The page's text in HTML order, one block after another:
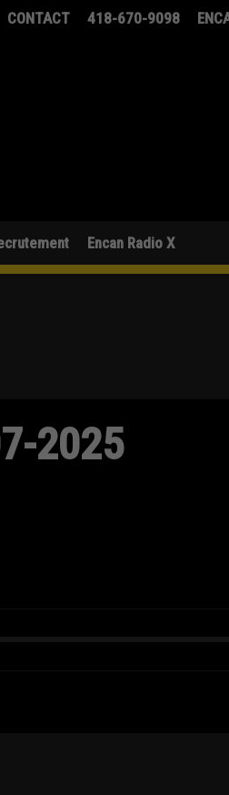
CONTACT 418-670-9098
Encan Radio X
2025